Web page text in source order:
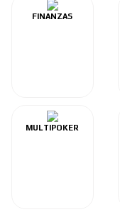
FINANZAS
MULTIPOKER